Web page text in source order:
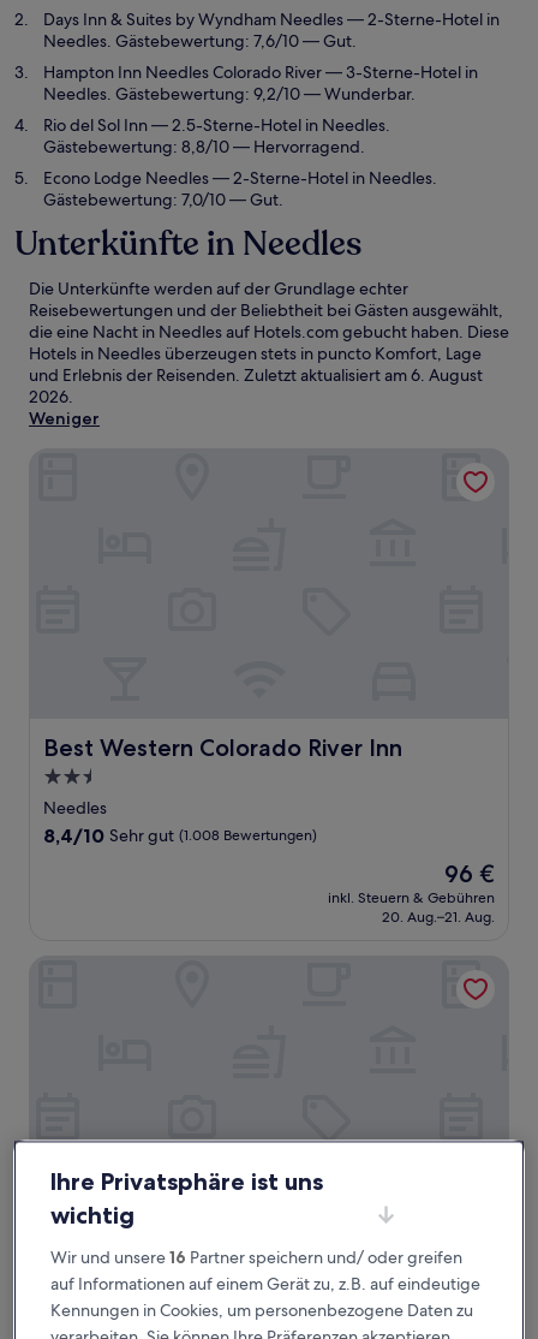
Days Inn & Suites by Wyndham Needles— 2-Sterne-Hotel in
Needles. Gästebewertung: 7,6/10 — Gut.
Hampton Inn Needles Colorado River— 3-Sterne-Hotel in
Needles. Gästebewertung: 9,2/10 — Wunderbar.
Rio del Sol Inn— 2.5-Sterne-Hotel in Needles.
Gästebewertung: 8,8/10 — Hervorragend.
Econo Lodge Needles— 2-Sterne-Hotel in Needles.
Gästebewertung: 7,0/10 — Gut.
Unterkünfte in Needles
Die Unterkünfte werden auf der Grundlage echter
Reisebewertungen und der Beliebtheit bei Gästen ausgewählt,
die eine Nacht in Needles auf Hotels.com gebucht haben. Diese
Hotels in Needles überzeugen stets in puncto Komfort, Lage
und Erlebnis der Reisenden. Zuletzt aktualisiert am6. August
2026.
Weniger
Best Western Colorado River Inn
Best Western Colorado River Inn
2.5-
Sterne-
Unterkunft
Needles
8.4
Bewertungen)
8,4/10 Sehr gut (1.008 Bewertungen)
Der
Preis
beträgt
96 €
inkl. Steuern & Gebühren
20. Aug.–21. Aug.
Days Inn & Suites by Wyndham Needles
Days Inn & Suites by Wyndham Needles
2.0-
Sterne-
Needles
Ihre Privatsphäre ist uns
wichtig
Wir und unsere16 Partner speichern und/ oder greifen
auf Informationen auf einem Gerät zu, z.B. auf eindeutige
Kennungen in Cookies, um personenbezogene Daten zu